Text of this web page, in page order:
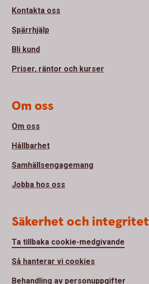
Kontakta oss
Spärrhjälp
Bli kund
Priser, räntor och kurser
Om oss
Om oss
Hållbarhet
Samhällsengagemang
Jobba hos oss
Säkerhet och integritet
Ta tillbaka cookie-medgivande
Så hanterar vi cookies
Behandling av personuppgifter